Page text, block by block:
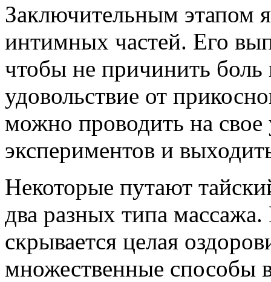
Заключительным этапом
интимных частей. Его
чтобы не причинить боль
удовольствие от
можно проводить на свое
экспериментов и
Некоторые путают
два разных типа
скрывается целая
множественные способы